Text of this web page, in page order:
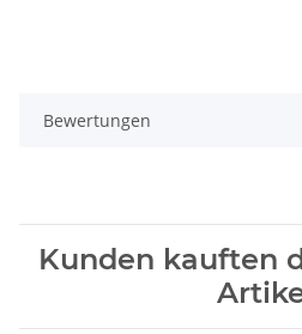
Bewertungen
Kunden kauften